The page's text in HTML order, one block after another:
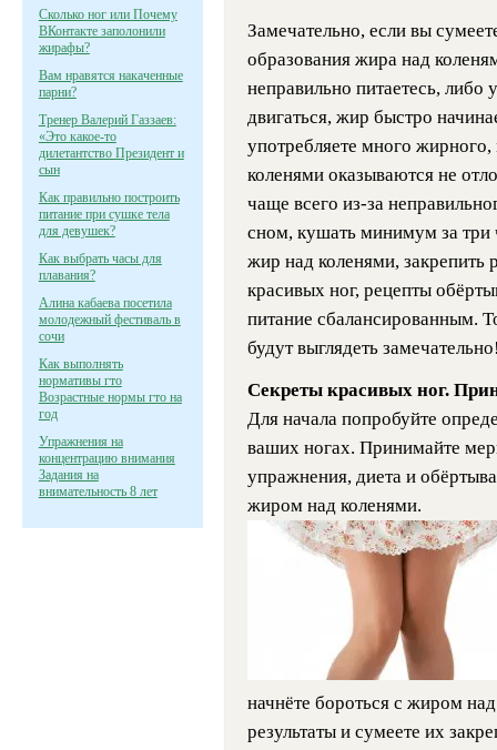
Сколько ног или Почему
ВКонтакте заполонили
жирафы?
Вам нравятся накаченные
парни?
Тренер Валерий Газзаев:
«Это какое-то
дилетантство Президент и
сын
Как правильно построить
питание при сушке тела
для девушек?
Как выбрать часы для
плавания?
Алина кабаева посетила
молодежный фестиваль в
сочи
Как выполнять
нормативы гто
Возрастные нормы гто на
год
Упражнения на
концентрацию внимания
Задания на
внимательность 8 лет
Замечательно, если вы
образования жира над
неправильно питаетесь, либо
двигаться, жир быстро
употребляете много
коленями оказываются не
чаще всего из-за
сном, кушать минимум за три
жир над коленями, закрепить
красивых ног, рецепты
питание сбалансированным.
будут выглядеть
Секреты красивых ног.
Для начала попробуйте
ваших ногах. Принимайте
упражнения, диета и
жиром над коленями.
начнёте бороться с жиром
результаты и сумеете их